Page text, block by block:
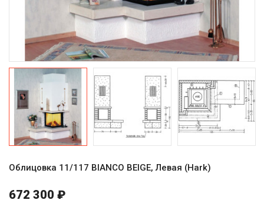
Облицовка 11/117 BIANCO BEIGE, Левая (Hark)
672 300 ₽